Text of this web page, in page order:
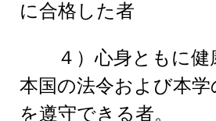
に合格した者
４）心身ともに健
本国の法令および本学
を遵守できる者。